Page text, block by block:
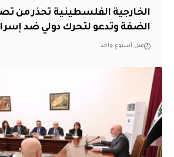
الخارجية الفلسطينية تحذر من
الضفة وتدعو لتحرك دولي ضد
قبل أسبوع واحد